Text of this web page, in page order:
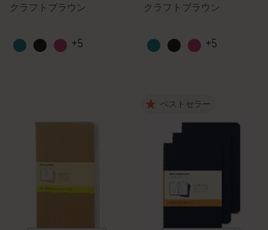
クラフトブラウン
+5
クラフトブラウン
+5
ベストセラー